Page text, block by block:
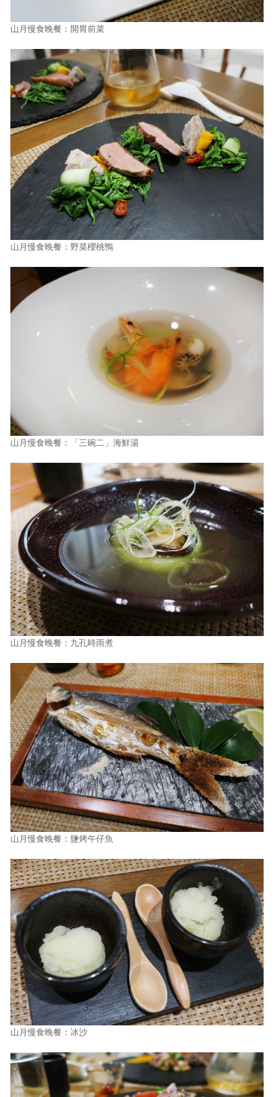
山月慢食晚餐：開胃前菜
山月慢食晚餐：野菜櫻桃鴨
山月慢食晚餐：「三碗二」海鮮湯
山月慢食晚餐：九孔時雨煮
山月慢食晚餐：鹽烤午仔魚
山月慢食晚餐：冰沙